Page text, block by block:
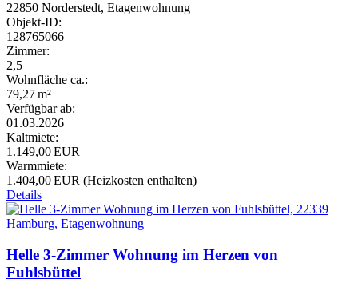
22850 Norderstedt, Etagenwohnung
Objekt-ID:
128765066
Zimmer:
2,5
Wohnfläche ca.:
79,27 m²
Verfügbar ab:
01.03.2026
Kaltmiete:
1.149,00 EUR
Warmmiete:
1.404,00 EUR (Heizkosten enthalten)
Details
Helle 3-Zimmer Wohnung im Herzen von
Fuhlsbüttel